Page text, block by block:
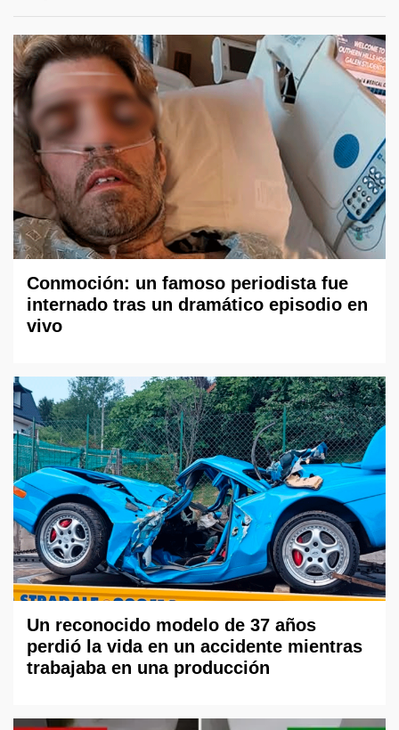
Conmoción: un famoso periodista fue
internado tras un dramático episodio en
vivo
Un reconocido modelo de 37 años
perdió la vida en un accidente mientras
trabajaba en una producción